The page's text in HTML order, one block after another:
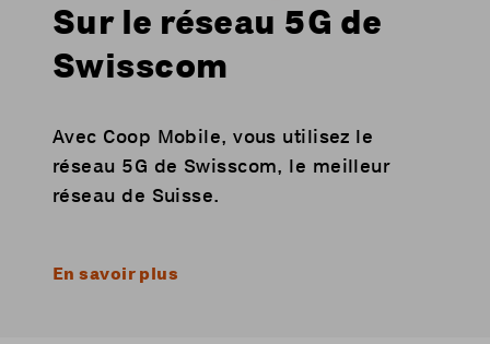
Sur le réseau 5G de
Swisscom
Avec Coop Mobile, vous utilisez le
réseau 5G de Swisscom, le meilleur
réseau de Suisse.
En savoir plus